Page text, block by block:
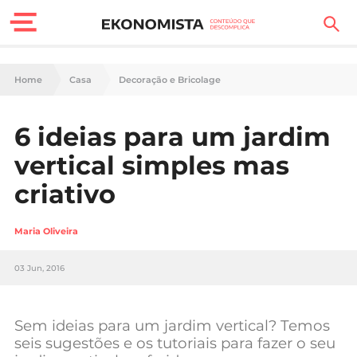
Finanças Pessoais
Carreira
Casa
Lifestyle
Sociedade
Negócios
Home Casa Decoração e Bricolage
6 ideias para um jardim
vertical simples mas
criativo
Maria Oliveira
03 Jun, 2016
Sem ideias para um jardim vertical? Temos
seis sugestões e os tutoriais para fazer o seu